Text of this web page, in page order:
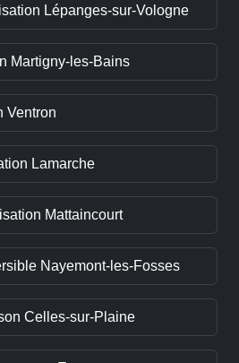
Lépanges-sur-Vologne
Martigny-les-Bains
Ventron
Lamarche
Mattaincourt
Nayemont-les-Fosses
Celles-sur-Plaine